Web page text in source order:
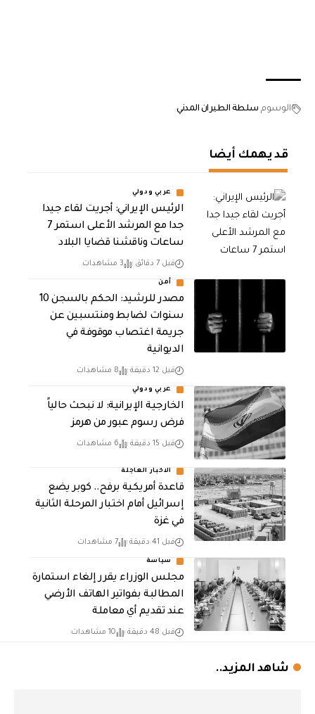
الوسوم سلطة الطيران المدني
قد يهمك أيضا
عربي ودولي
الرئيس الإيراني: أجريت لقاء جيدا
جدا مع المرشد الأعلى استمر 7
ساعات وناقشنا قضايا البلاد
قبل 7 دقائق 3 مشاهدات
أمن
مصدر للرشيد: الحكم بالسجن 10
سنوات لضابط ومنتسبين عن
جريمة اغتصاب موقوفة في
الديوانية
قبل 12 دقيقة 8 مشاهدات
عربي ودولي
الخارجية الإيرانية: لا نبحث حالياً
فرض رسوم عبور من هرمز
قبل 15 دقيقة 6 مشاهدات
الاخبار العاجلة
قاعدة أمريكية برفح.. كوبر يضع
إسرائيل أمام اختبار المرحلة الثانية
في غزة
قبل 41 دقيقة 7 مشاهدات
سياسة
مجلس الوزراء يقرر إلغاء استمارة
المطالبة بفواتير الهاتف الأرضي
عند تقديم أي معاملة
قبل 48 دقيقة 10 مشاهدات
شاهد المزيد..